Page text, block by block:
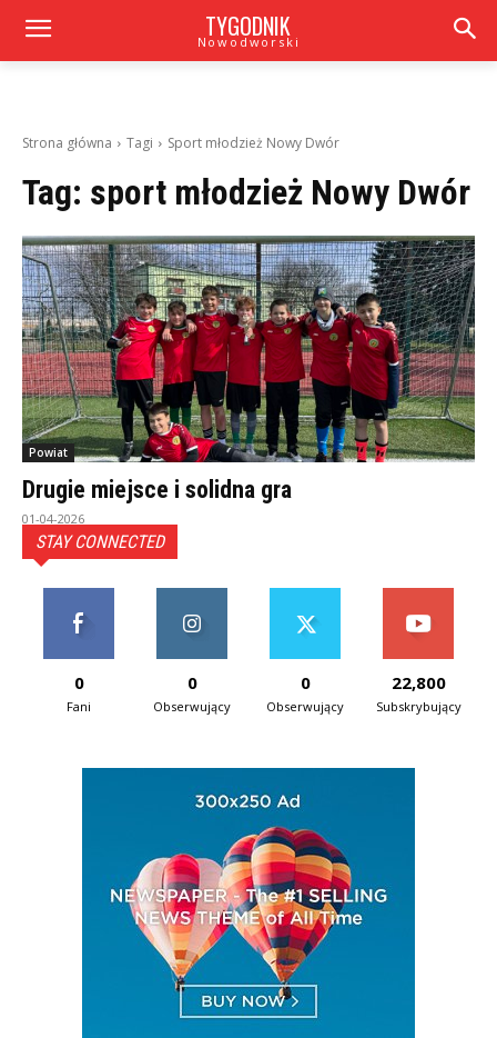
TYGODNIK
Nowodworski
Strona główna Tagi Sport młodzież Nowy Dwór
Tag: sport młodzież Nowy Dwór
Powiat
Drugie miejsce i solidna gra
01-04-2026
STAY CONNECTED
0
Fani
0
Obserwujący
0
Obserwujący
22,800
Subskrybujący